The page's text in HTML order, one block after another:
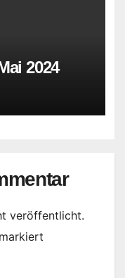
2024
veröffentlicht.
markiert